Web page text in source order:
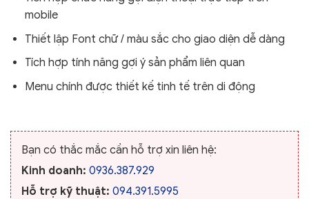
mobile
Thiết lập Font chữ / màu sắc cho giao diện dễ dàng
Tích hợp tính năng gợi ý sản phẩm liên quan
Menu chính được thiết kế tinh tế trên di động
Bạn có thắc mắc cần hỗ trợ xin liên hệ:
Kinh doanh: 0936.387.929
Hỗ trợ kỹ thuật: 094.391.5995